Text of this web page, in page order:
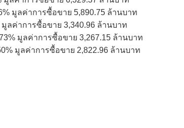
มูลค่าการซื้อขาย 5,890.75 ล้านบาท
มูลค่าการซื้อขาย 3,340.96 ล้านบาท
มูลค่าการซื้อขาย 3,267.15 ล้านบาท
มูลค่าการซื้อขาย 2,822.96 ล้านบาท